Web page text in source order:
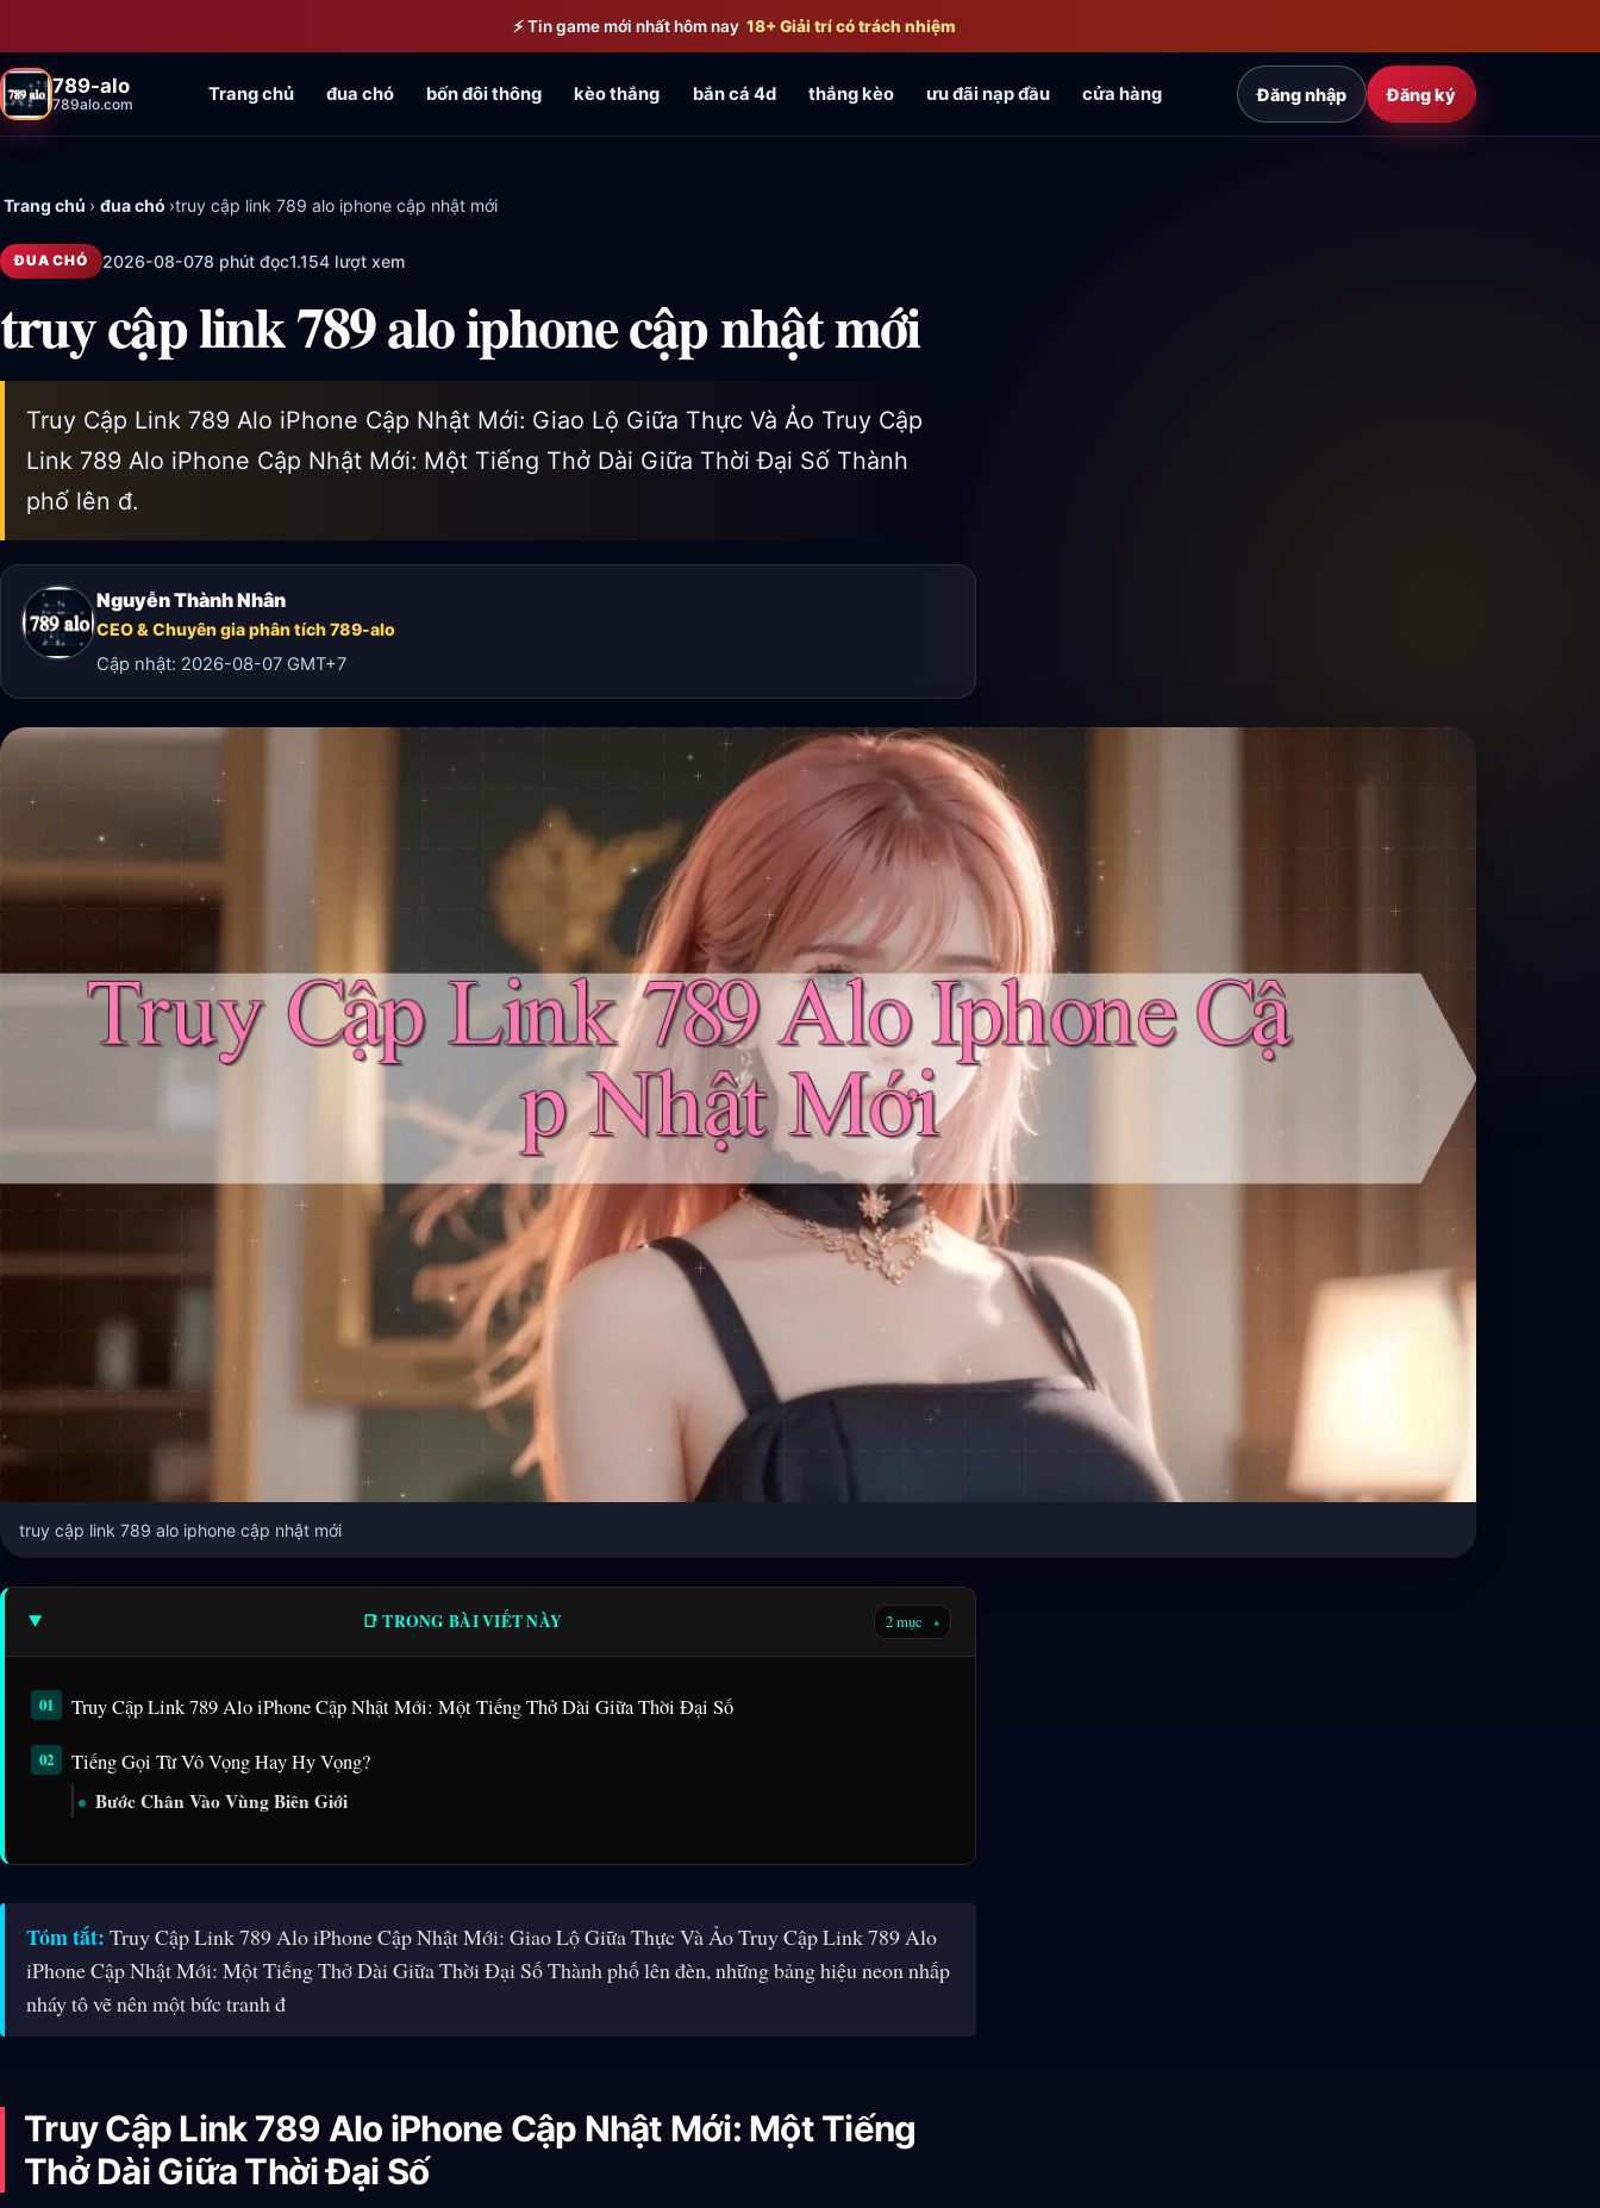
⚡ Tin game mới nhất hôm nay 18+ Giải trí có trách nhiệm
789-alo
789alo.com Trang chủ đua chó bốn đôi thông kèo thắng bắn cá 4d thắng kèo ưu đãi nạp đầu cửa hàng Đăng nhập Đăng ký
Trang chủ › đua chó ›truy cập link 789 alo iphone cập nhật mới
ĐUA CHÓ 2026-08-078 phút đọc1.154 lượt xem
truy cập link 789 alo iphone cập nhật mới
Truy Cập Link 789 Alo iPhone Cập Nhật Mới: Giao Lộ Giữa Thực Và Ảo Truy Cập
Link 789 Alo iPhone Cập Nhật Mới: Một Tiếng Thở Dài Giữa Thời Đại Số Thành
phố lên đ.
Nguyễn Thành Nhân
CEO & Chuyên gia phân tích 789-alo
Cập nhật: 2026-08-07 GMT+7
truy cập link 789 alo iphone cập nhật mới
📑 TRONG BÀI VIẾT NÀY 2 mục ▾
Truy Cập Link 789 Alo iPhone Cập Nhật Mới: Một Tiếng Thở Dài Giữa Thời Đại Số
Tiếng Gọi Từ Vô Vọng Hay Hy Vọng?
Bước Chân Vào Vùng Biên Giới
Tóm tắt: Truy Cập Link 789 Alo iPhone Cập Nhật Mới: Giao Lộ Giữa Thực Và Ảo Truy Cập Link 789 Alo
iPhone Cập Nhật Mới: Một Tiếng Thở Dài Giữa Thời Đại Số Thành phố lên đèn, những bảng hiệu neon nhấp
nháy tô vẽ nên một bức tranh đ
Truy Cập Link 789 Alo iPhone Cập Nhật Mới: Một Tiếng
Thở Dài Giữa Thời Đại Số